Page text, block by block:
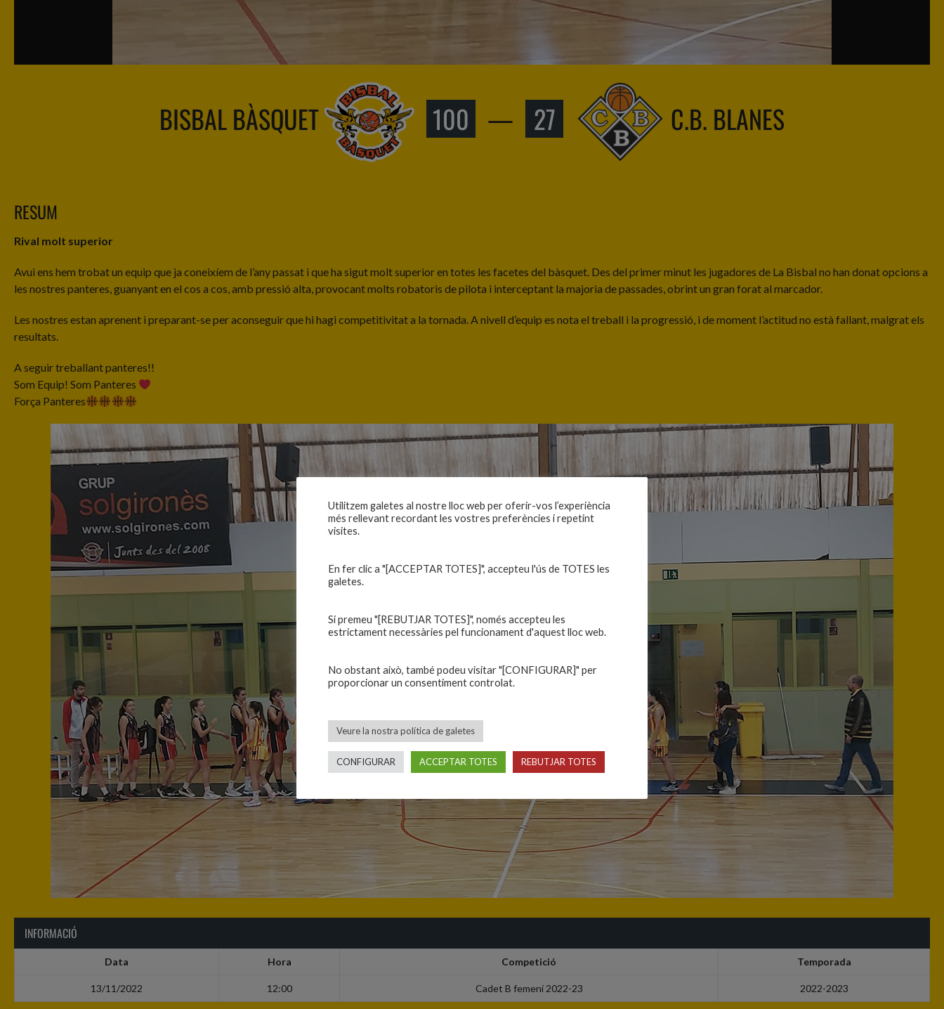
BISBAL BÀSQUET 100 — 27 C.B. BLANES
RESUM
Rival molt superior
Avui ens hem trobat un equip que ja coneixíem de l’any passat i que ha sigut molt superior en totes les facetes del bàsquet. Des del primer minut les jugadores de La Bisbal no han donat opcions a
les nostres panteres, guanyant en el cos a cos, amb pressió alta, provocant molts robatoris de pilota i interceptant la majoria de passades, obrint un gran forat al marcador.
Les nostres estan aprenent i preparant-se per aconseguir que hi hagi competitivitat a la tornada. A nivell d’equip es nota el treball i la progressió, i de moment l’actitud no està fallant, malgrat els
resultats.
A seguir treballant panteres!!
Som Equip! Som Panteres
Força Panteres
INFORMACIÓ
Data Hora Competició Temporada
13/11/2022 12:00 Cadet B femení 2022-23 2022-2023
Utilitzem galetes al nostre lloc web per oferir-vos l’experiència
més rellevant recordant les vostres preferències i repetint
visites.
En fer clic a "[ACCEPTAR TOTES]", accepteu l'ús de TOTES les
galetes.
Si premeu "[REBUTJAR TOTES]", només accepteu les
estrictament necessàries pel funcionament d'aquest lloc web.
No obstant això, també podeu visitar "[CONFIGURAR]" per
proporcionar un consentiment controlat.
Veure la nostra política de galetes
CONFIGURAR ACCEPTAR TOTES REBUTJAR TOTES